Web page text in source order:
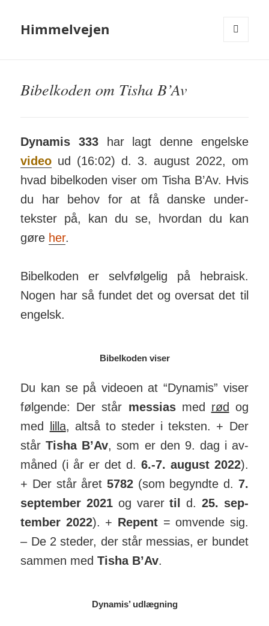
Himmelvejen
Bibelkoden om Tisha B’Av
Dynamis 333 har lagt denne engelske
video ud (16:02) d. 3. august 2022, om
hvad bibel­koden viser om Tisha B’Av. Hvis
du har behov for at få danske under­
tekster på, kan du se, hvordan du kan
gøre her.
Bibelkoden er selv­føl­gelig på hebraisk.
Nogen har så fundet det og oversat det til
eng­elsk.
Bibelkoden viser
Du kan se på videoen at “Dynamis” viser
føl­gende: Der står mes­siasmed rød og
med
lilla, altså to steder i teksten. + Der
stårTisha B’Av, som er den 9. dag i av-
må­ned (i år er det d. 6.-7. au­gust 2022).
+ Der står året 5782 (som be­gyndte d. 7.
sep­tember 2021 og varertil d. 25. sep­
tember 2022). + Repent = om­vende sig.
– De 2 steder, der står messias, er bundet
sammen medTisha B’Av.
Dynamis’ udlægning